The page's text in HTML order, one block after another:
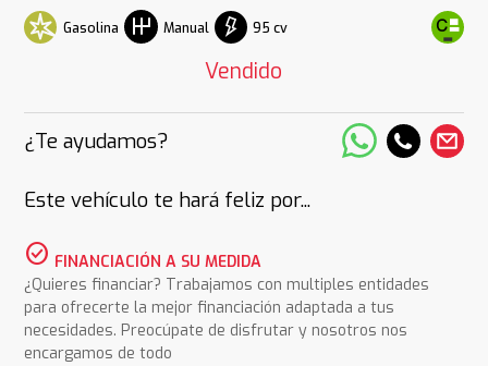
Gasolina Manual 95 cv
Vendido
¿Te ayudamos?
Este vehículo te hará feliz por...
check_circle FINANCIACIÓN A SU MEDIDA
¿Quieres financiar? Trabajamos con multiples entidades
para ofrecerte la mejor financiación adaptada a tus
necesidades. Preocúpate de disfrutar y nosotros nos
encargamos de todo